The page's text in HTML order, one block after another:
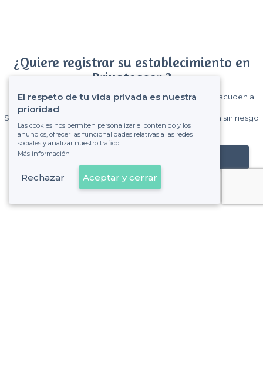
¿Quiere registrar su establecimiento en
Privateaser ?
Gane muchos clientes entre el millón de visitantes que acuden a
Sin comisiones y sin compromiso, pagas una cantidad fija sin riesgo
de ver la factura.
Registrar mi establecimiento
Ya es cliente
El respeto de tu vida privada es nuestra
prioridad
Las cookies nos permiten personalizar el contenido y los
anuncios, ofrecer las funcionalidades relativas a las redes
sociales y analizar nuestro tráfico.
Más información
Rechazar Aceptar y cerrar